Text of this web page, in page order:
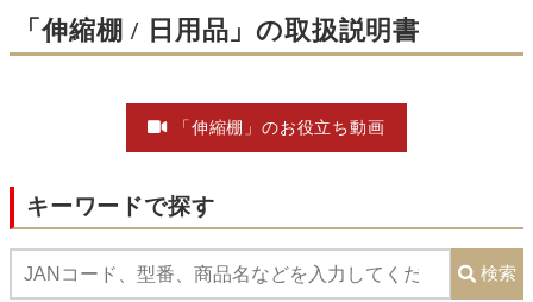
「伸縮棚 / 日用品」の取扱説明書
「伸縮棚」のお役立ち動画
キーワードで探す
検索